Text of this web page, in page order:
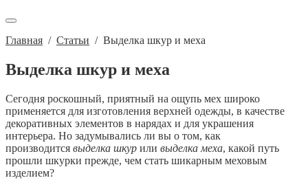
Главная / Статьи / Выделка шкур и меха
Выделка шкур и меха
Сегодня роскошный, приятный на ощупь мех широко
применяется для изготовления верхней одежды, в качестве
декоративных элементов в нарядах и для украшения
интерьера. Но задумывались ли вы о том, как
производится выделка шкур или выделка меха, какой путь
прошли шкурки прежде, чем стать шикарным меховым
изделием?